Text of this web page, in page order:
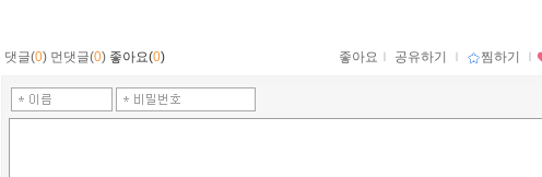
댓글(0) 먼댓글(0) 좋아요(0) 좋아요 ｌ 공유하기 ｌ 찜하기 ｌ